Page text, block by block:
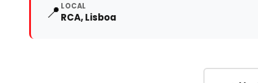
📍 LOCAL
RCA, Lisboa